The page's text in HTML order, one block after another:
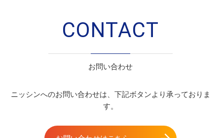
CONTACT
お問い合わせ
ニッシンへのお問い合わせは、下記ボタンより承っておりま
す。